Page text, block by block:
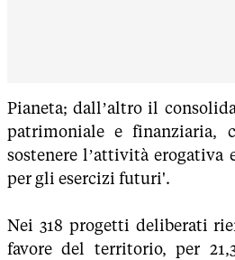
Pianeta; dall’altro il
patrimoniale e finanziaria,
sostenere l’attività erogativa
per gli esercizi futuri'.
Nei 318 progetti deliberati
favore del territorio, per